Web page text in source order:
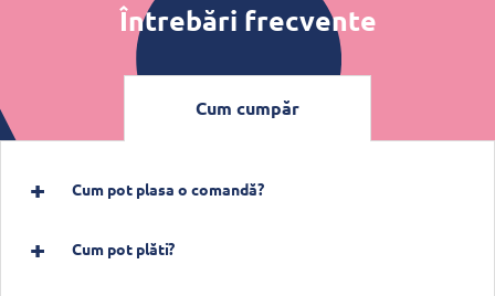
Întrebări frecvente
Cum cumpăr
Cum pot plasa o comandă?
Cum pot plăti?